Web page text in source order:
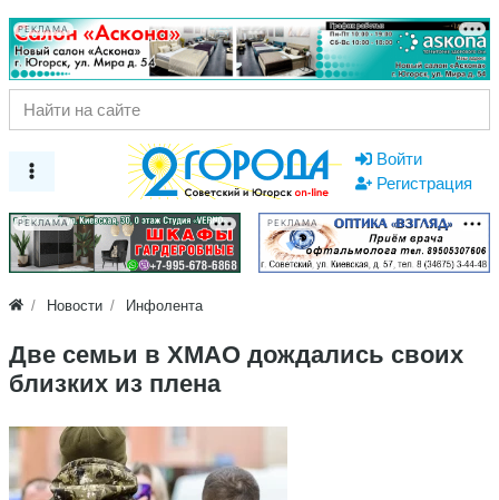
РЕКЛАМА
Войти
Регистрация
РЕКЛАМА РЕКЛАМА
Новости Инфолента
Две семьи в ХМАО дождались своих
близких из плена